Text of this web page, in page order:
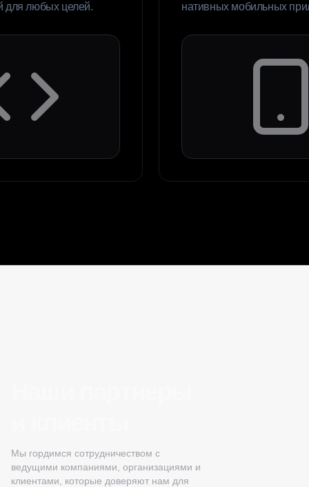
любых целей.
нативных мобильных
Мы гордимся сотрудничеством с
ведущими компаниями, организациями и
клиентами, которые доверяют нам для